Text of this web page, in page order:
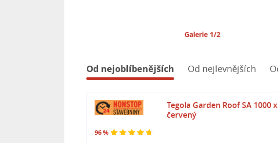
Galerie 1/2
Od nejoblíbenějších Od nejlevnějších
96 %
Tegola Garden Roof SA 1000
červený